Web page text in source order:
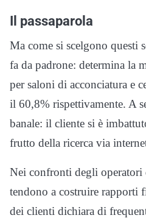
Il passaparola
Ma come si scelgono questi
fa da padrone: determina la
per saloni di acconciatura e
il 60,8% rispettivamente. A
banale: il cliente si è
frutto della ricerca via
Nei confronti degli operatori
tendono a costruire rapporti
dei clienti dichiara di